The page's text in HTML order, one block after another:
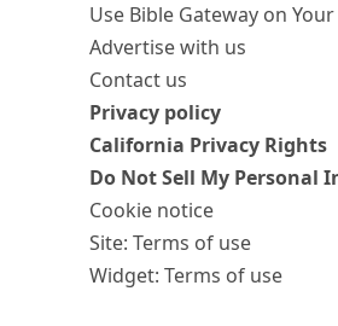
Use Bible Gateway on
Advertise with us
Contact us
Privacy policy
California Privacy Rights
Do Not Sell My Personal
Cookie notice
Site: Terms of use
Widget: Terms of use